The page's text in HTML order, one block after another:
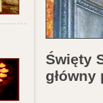
Święty